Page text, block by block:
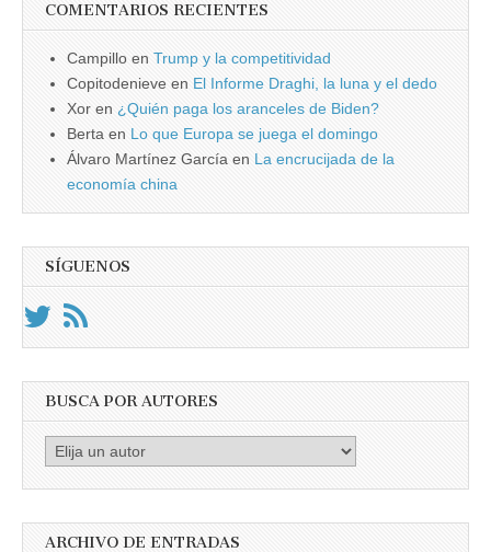
COMENTARIOS RECIENTES
Campillo en Trump y la competitividad
Copitodenieve en El Informe Draghi, la luna y el dedo
Xor en ¿Quién paga los aranceles de Biden?
Berta en Lo que Europa se juega el domingo
Álvaro Martínez García en La encrucijada de la
economía china
SÍGUENOS
BUSCA POR AUTORES
Busca
ARCHIVO DE ENTRADAS